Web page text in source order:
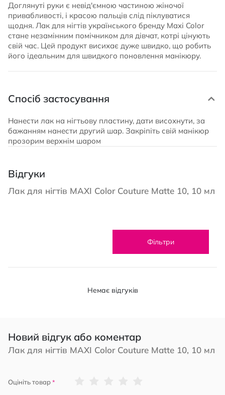
Доглянуті руки є невід'ємною частиною жіночої
привабливості, і красою пальців слід піклуватися
щодня. Лак для нігтів українського бренду Maxi Color
стане незамінним помічником для дівчат, котрі цінують
свій час. Цей продукт висихає дуже швидко, що робить
його ідеальним для швидкого поновлення манікюру.
Спосіб застосування
Нанести лак на нігтьову пластину, дати висохнути, за
бажанням нанести другий шар. Закріпіть свій манікюр
прозорим верхнім шаром
Відгуки
Лак для нігтів MAXI Color Couture Matte 10, 10 мл
Фільтри
Немає відгуків
Новий відгук або коментар
Лак для нігтів MAXI Color Couture Matte 10, 10 мл
Оцініть товар